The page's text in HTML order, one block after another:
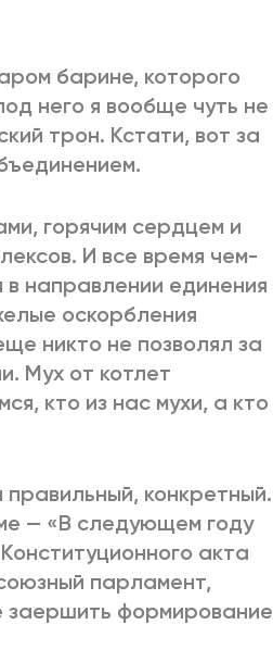
барине, которого
него я вообще чуть не
трон. Кстати, вот за
горячим сердцем и
И все время чем-
в направлении единения
оскорбления
никто не позволял за
Мух от котлет
кто из нас мухи, а кто
конкретный.
— «В следующем году
акта
парламент,
формирование